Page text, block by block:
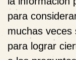
para
muchas veces
para lograr